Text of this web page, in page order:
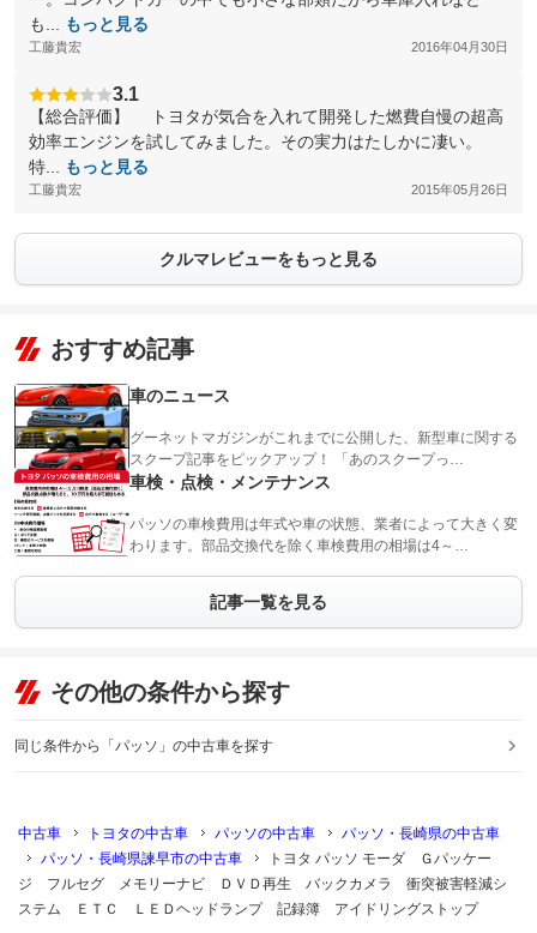
も...
もっと見る
工藤貴宏 2016年04月30日
3.1
【総合評価】 トヨタが気合を入れて開発した燃費自慢の超高
効率エンジンを試してみました。その実力はたしかに凄い。
特...
もっと見る
工藤貴宏 2015年05月26日
クルマレビューをもっと見る
おすすめ記事
車のニュース
グーネットマガジンがこれまでに公開した、新型車に関する
スクープ記事をピックアップ！ 「あのスクープっ…
車検・点検・メンテナンス
パッソの車検費用は年式や車の状態、業者によって大きく変
わります。部品交換代を除く車検費用の相場は4～…
記事一覧を見る
その他の条件から探す
同じ条件から「パッソ」の中古車を探す
中古車 トヨタの中古車 パッソの中古車
パッソ・長崎県の中古車
パッソ・長崎県諫早市の中古車
トヨタ パッソ モーダ Ｇパッケー
ジ フルセグ メモリーナビ ＤＶＤ再生 バックカメラ 衝突被害軽減シ
ステム ＥＴＣ ＬＥＤヘッドランプ 記録簿 アイドリングストップ